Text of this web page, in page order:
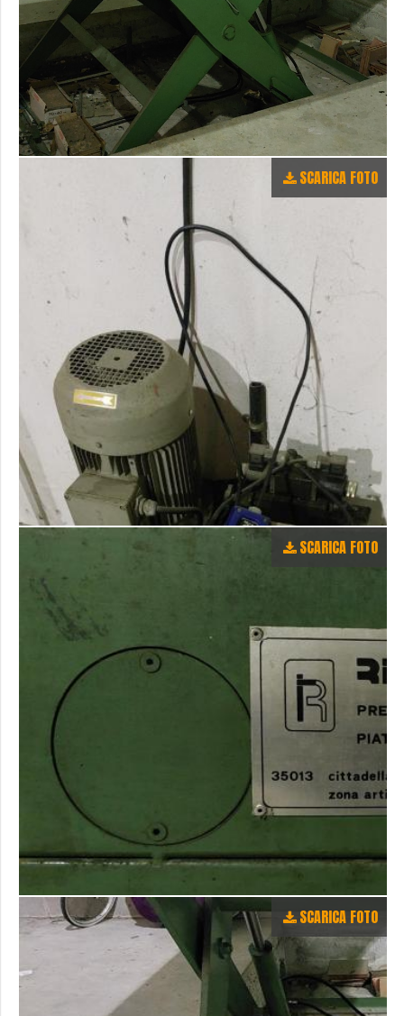
SCARICA FOTO
SCARICA FOTO
SCARICA FOTO